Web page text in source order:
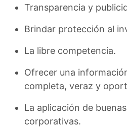
Transparencia y
Brindar protección al
La libre competencia.
Ofrecer una
completa, veraz y
La aplicación de
corporativas.